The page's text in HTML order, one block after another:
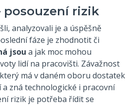
posouzení rizik
analyzovali je a úspěšně
fáze je zhodnotit či
jsou a jak moc mohou
lidí na pracovišti. Závažnost
má v daném oboru dostatek
zná technologické i pracovní
rizik je potřeba řídit se